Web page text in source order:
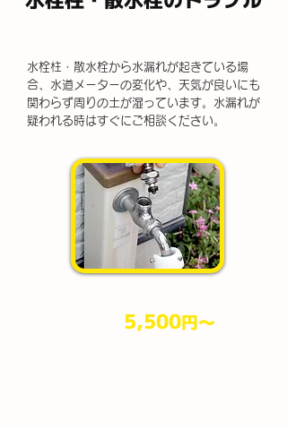
水栓柱・散水栓から水漏れが起きている場
合、水道メーターの変化や、天気が良いにも
関わらず周りの土が湿っています。水漏れが
疑われる時はすぐにご相談ください。
5,500円​～（税込）